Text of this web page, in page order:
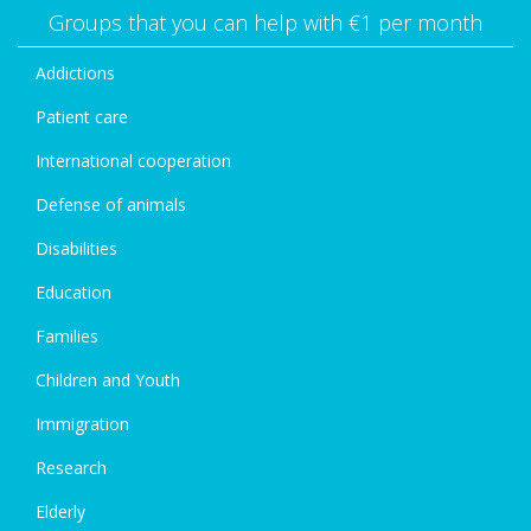
Groups that you can help with €1 per month
Addictions
Patient care
International cooperation
Defense of animals
Disabilities
Education
Families
Children and Youth
Immigration
Research
Elderly